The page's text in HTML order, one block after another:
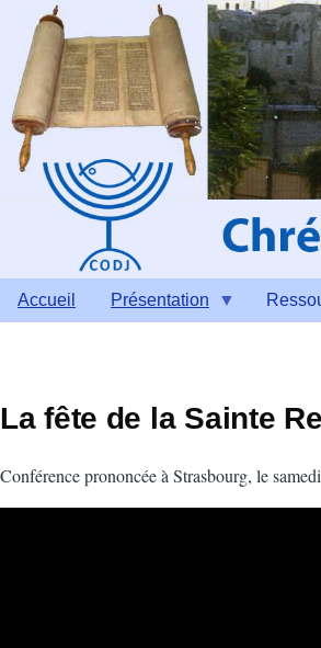
Aller au contenu principal
Accueil Présentation
La fête de la Sainte
Conférence prononcée à Strasbourg, le